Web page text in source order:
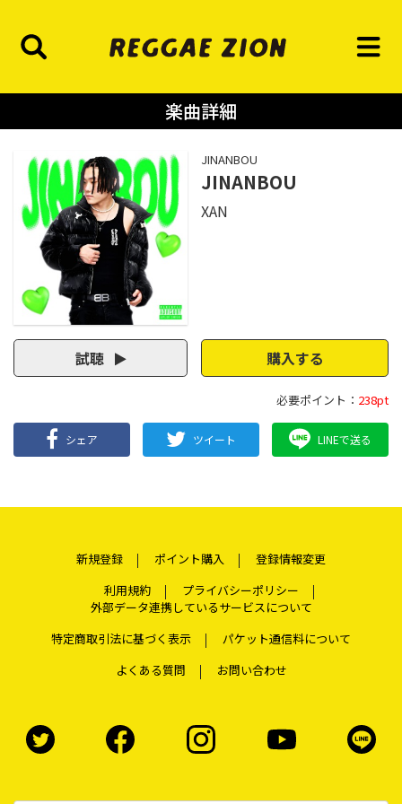
楽曲詳細
JINANBOU
JINANBOU
XAN
試聴 購入する
必要ポイント： 238pt
シェア ツイート LINEで送る
新規登録 ポイント購入
登録情報変更
利用規約
プライバシーポリシー
外部データ連携しているサービスについて
特定商取引法に基づく表示
パケット通信料について
よくある質問
お問い合わせ